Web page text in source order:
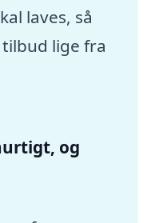
laves, så
lige fra
og